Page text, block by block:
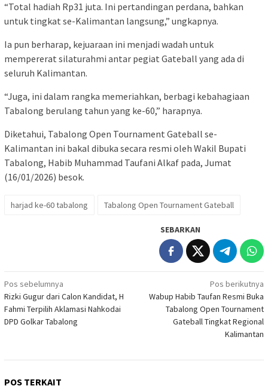
“Total hadiah Rp31 juta. Ini pertandingan perdana, bahkan
untuk tingkat se-Kalimantan langsung,” ungkapnya.
Ia pun berharap, kejuaraan ini menjadi wadah untuk
mempererat silaturahmi antar pegiat Gateball yang ada di
seluruh Kalimantan.
“Juga, ini dalam rangka memeriahkan, berbagi kebahagiaan
Tabalong berulang tahun yang ke-60,” harapnya.
Diketahui, Tabalong Open Tournament Gateball se-
Kalimantan ini bakal dibuka secara resmi oleh Wakil Bupati
Tabalong, Habib Muhammad Taufani Alkaf pada, Jumat
(16/01/2026) besok.
harjad ke-60 tabalong Tabalong Open Tournament Gateball
SEBARKAN
Navigasi
pos
Pos sebelumnya
Rizki Gugur dari Calon Kandidat, H
Fahmi Terpilih Aklamasi Nahkodai
DPD Golkar Tabalong
Pos berikutnya
Wabup Habib Taufan Resmi Buka
Tabalong Open Tournament
Gateball Tingkat Regional
Kalimantan
POS TERKAIT